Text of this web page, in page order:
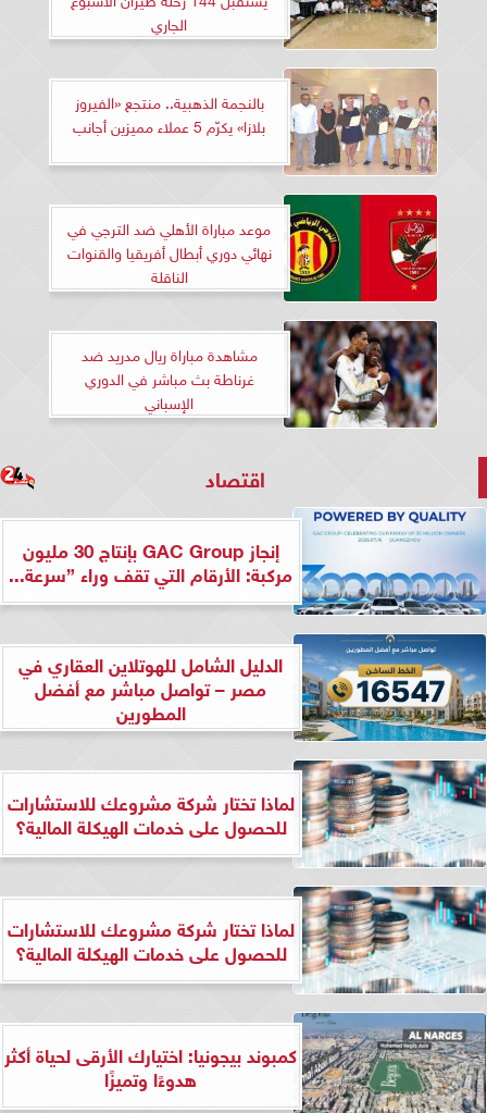
الجاري
بالنجمة الذهبية.. منتجع «الفيروز
بلازا» يكرّم 5 عملاء مميزين أجانب
موعد مباراة الأهلي ضد الترجي في
نهائي دوري أبطال أفريقيا والقنوات
الناقلة
مشاهدة مباراة ريال مدريد ضد
غرناطة بث مباشر في الدوري
الإسباني
اقتصاد
إنجاز GAC Group بإنتاج 30 مليون
مركبة: الأرقام التي تقف وراء ”سرعة...
الدليل الشامل للهوتلاين العقاري في
مصر – تواصل مباشر مع أفضل
المطورين
لماذا تختار شركة مشروعك للاستشارات
للحصول على خدمات الهيكلة المالية؟
لماذا تختار شركة مشروعك للاستشارات
للحصول على خدمات الهيكلة المالية؟
كمبوند بيجونيا: اختيارك الأرقى لحياة أكثر
هدوءًا وتميزًا